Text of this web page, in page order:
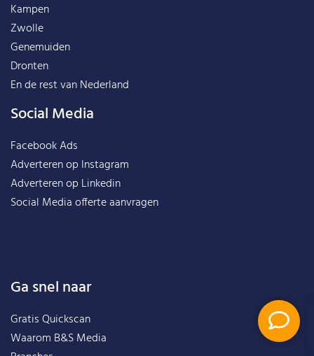
Kampen
Zwolle
Genemuiden
Dronten
En de rest vanNederland
Social Media
Facebook Ads
Adverteren op Instagram
Adverteren op Linkedin
Social Media offerte aanvragen
Ga snel naar
Gratis Quickscan
Waarom B&S Media